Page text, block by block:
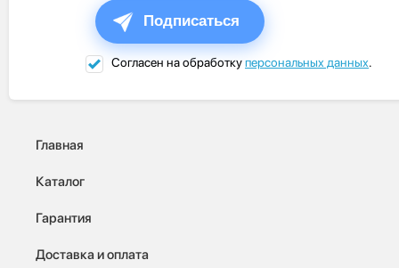
Подписаться
Согласен на обработкуперсональных данных.
Главная
Каталог
Гарантия
Доставка и оплата